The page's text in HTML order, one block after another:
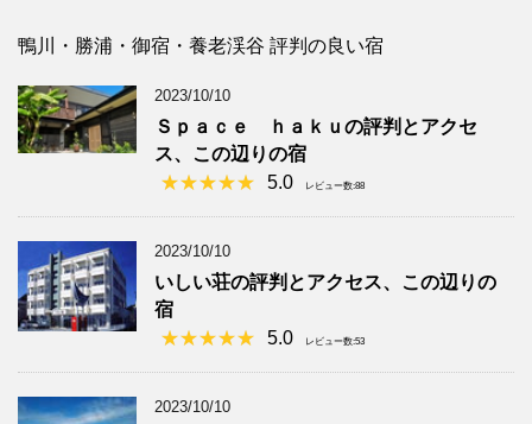
鴨川・勝浦・御宿・養老渓谷 評判の良い宿
2023/10/10
Ｓｐａｃｅ ｈａｋｕの評判とアクセ
ス、この辺りの宿
5.0
レビュー数:88
2023/10/10
いしい荘の評判とアクセス、この辺りの
宿
5.0
レビュー数:53
2023/10/10